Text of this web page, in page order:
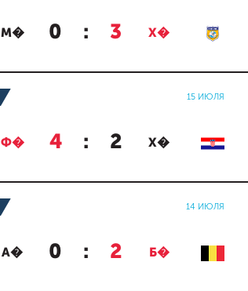
М� 0 : 3 Х�
15 ИЮЛЯ
Ф� 4 : 2 Х�
14 ИЮЛЯ
А� 0 : 2 Б�